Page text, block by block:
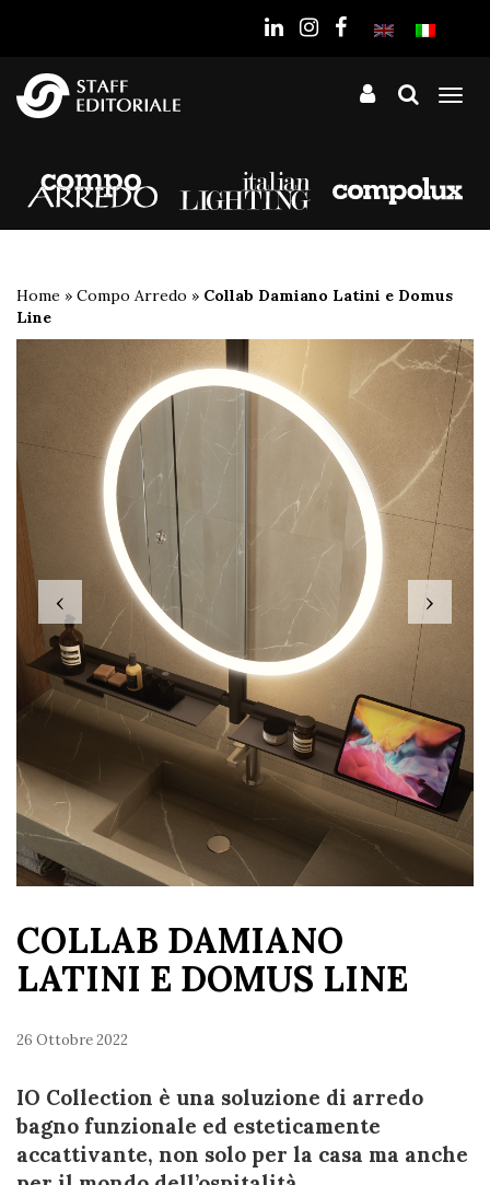
Home » Compo Arredo » Collab Damiano Latini e Domus
Line
‹ ›
COLLAB DAMIANO
LATINI E DOMUS LINE
26 Ottobre 2022
IO Collection è una soluzione di arredo
bagno funzionale ed esteticamente
accattivante, non solo per la casa ma anche